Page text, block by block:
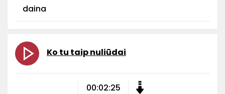
daina
Ko tu taip nuliūdai
00:02:25